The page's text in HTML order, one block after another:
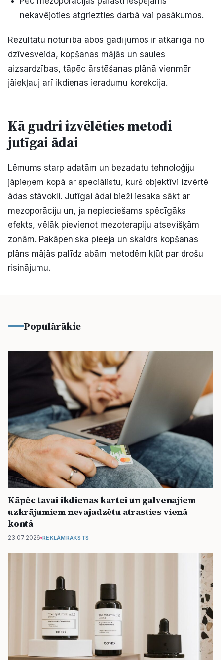
nekavējoties atgriezties darbā vai pasākumos.
Rezultātu noturība abos gadījumos ir atkarīga no
dzīvesveida, kopšanas mājās un saules
aizsardzības, tāpēc ārstēšanas plānā vienmēr
jāiekļauj arī ikdienas ieradumu korekcija.
Kā gudri izvēlēties metodi
jutīgai ādai
Lēmums starp adatām un bezadatu tehnoloģiju
jāpieņem kopā ar speciālistu, kurš objektīvi izvērtē
ādas stāvokli. Jutīgai ādai bieži iesaka sākt ar
mezoporāciju un, ja nepieciešams spēcīgāks
efekts, vēlāk pievienot mezoterapiju atsevišķām
zonām. Pakāpeniska pieeja un skaidrs kopšanas
plāns mājās palīdz abām metodēm kļūt par drošu
risinājumu.
Populārākie
Kāpēc tavai ikdienas kartei un galvenajiem
uzkrājumiem nevajadzētu atrasties vienā
kontā
23.07.2026 REKLĀMRAKSTS